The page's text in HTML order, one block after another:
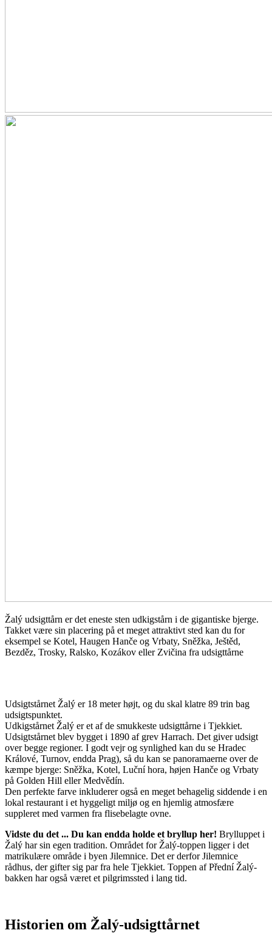
Žalý udsigttårn er det eneste sten udkigstårn i de gigantiske bjerge.
Takket være sin placering på et meget attraktivt sted kan du for
eksempel se Kotel, Haugen Hanče og Vrbaty, Sněžka, Ještěd,
Bezděz, Trosky, Ralsko, Kozákov eller Zvičina fra udsigttårne
Udsigtstårnet Žalý er 18 meter højt, og du skal klatre 89 trin bag
udsigtspunktet.
Udkigstårnet Žalý er et af de smukkeste udsigttårne ​​i Tjekkiet.
Udsigtstårnet blev bygget i 1890 af grev Harrach. Det giver udsigt
over begge regioner. I godt vejr og synlighed kan du se Hradec
Králové, Turnov, endda Prag), så du kan se panoramaerne over de
kæmpe bjerge: Sněžka, Kotel, Luční hora, højen Hanče og Vrbaty
på Golden Hill eller Medvědín.
Den perfekte farve inkluderer også en meget behagelig siddende i en
lokal restaurant i et hyggeligt miljø og en hjemlig atmosfære
suppleret med varmen fra flisebelagte ovne.
Vidste du det ... Du kan endda holde et bryllup her! Brylluppet i
Žalý har sin egen tradition. Området for Žalý-toppen ligger i det
matrikulære område i byen Jilemnice. Det er derfor Jilemnice
rådhus, der gifter sig par fra hele Tjekkiet. Toppen af ​​Přední Žalý-
bakken har også været et pilgrimssted i lang tid.
Historien om Žalý-udsigttårnet